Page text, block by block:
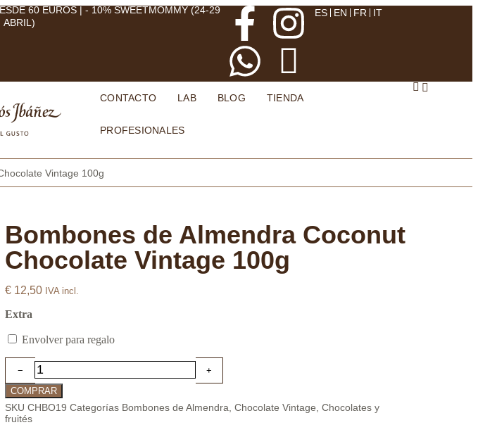
60 EUROS | - 10% SWEETMOMMY (24-29
ABRIL)
ES EN FR IT
CONTACTO LAB BLOG TIENDA
PROFESIONALES
Vintage 100g
Bombones de Almendra Coconut
Chocolate Vintage 100g
€ 12,50 IVA incl.
Extra
Envolver para regalo
COMPRAR
SKU CHBO19 Categorías Bombones de Almendra Chocolate Vintage Chocolates y
fruités